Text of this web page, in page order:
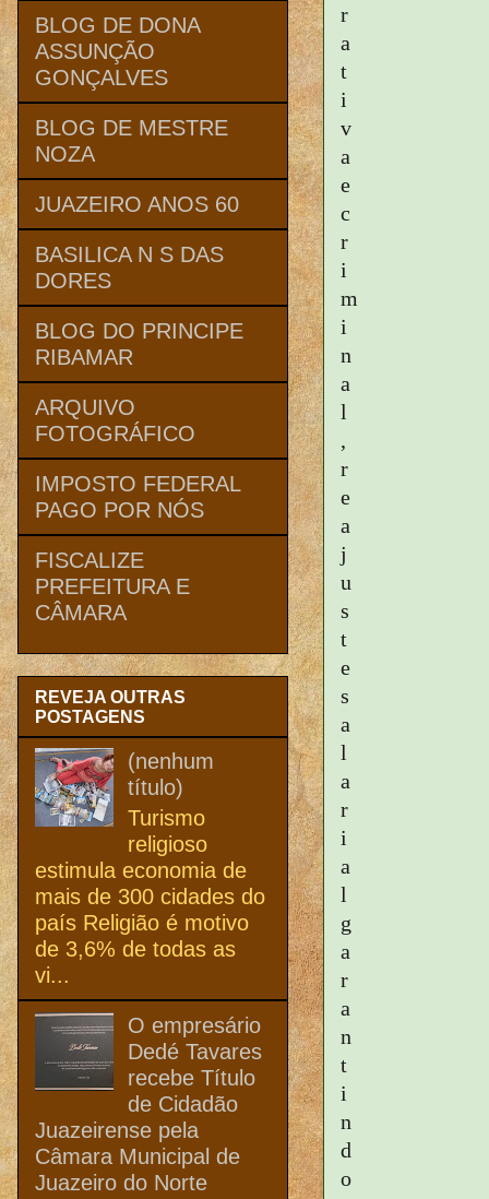
r
a
t
i
v
a
e
c
r
i
m
i
n
a
l
,
r
e
a
j
u
s
t
e
s
a
l
a
r
i
a
l
g
a
r
a
n
t
i
n
d
o
BLOG DE DONA
ASSUNÇÃO
GONÇALVES
BLOG DE MESTRE
NOZA
JUAZEIRO ANOS 60
BASILICA N S DAS
DORES
BLOG DO PRINCIPE
RIBAMAR
ARQUIVO
FOTOGRÁFICO
IMPOSTO FEDERAL
PAGO POR NÓS
FISCALIZE
PREFEITURA E
CÂMARA
REVEJA OUTRAS
POSTAGENS
(nenhum
título)
Turismo
religioso
estimula economia de
mais de 300 cidades do
país Religião é motivo
de 3,6% de todas as
vi...
O empresário
Dedé Tavares
recebe Título
de Cidadão
Juazeirense pela
Câmara Municipal de
Juazeiro do Norte